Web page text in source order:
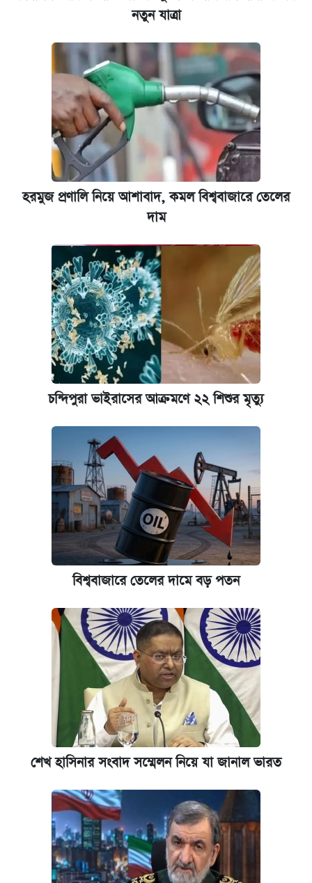
নতুন যাত্রা
হরমুজ প্রণালি নিয়ে আশাবাদ, কমল বিশ্ববাজারে তেলের
দাম
চন্দিপুরা ভাইরাসের আক্রমণে ২২ শিশুর মৃত্যু
বিশ্ববাজারে তেলের দামে বড় পতন
শেখ হাসিনার সংবাদ সম্মেলন নিয়ে যা জানাল ভারত